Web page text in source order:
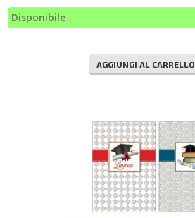
Disponibile
AGGIUNGI AL CARRELLO